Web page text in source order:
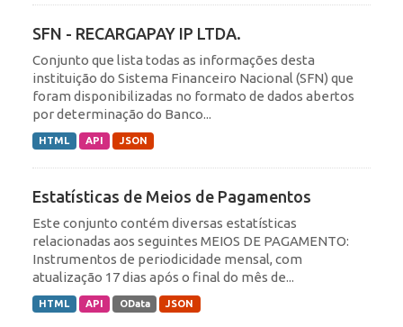
SFN - RECARGAPAY IP LTDA.
Conjunto que lista todas as informações desta
instituição do Sistema Financeiro Nacional (SFN) que
foram disponibilizadas no formato de dados abertos
por determinação do Banco...
HTML API JSON
Estatísticas de Meios de Pagamentos
Este conjunto contém diversas estatísticas
relacionadas aos seguintes MEIOS DE PAGAMENTO:
Instrumentos de periodicidade mensal, com
atualização 17 dias após o final do mês de...
HTML API OData JSON